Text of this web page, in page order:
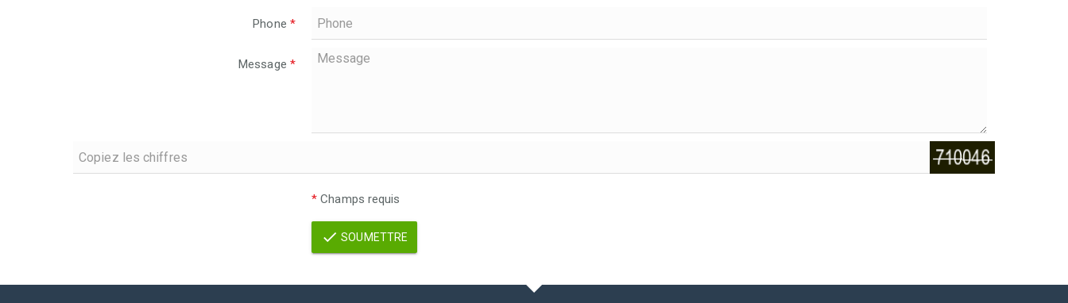
Phone *
Message *
* Champs requis
SOUMETTRE